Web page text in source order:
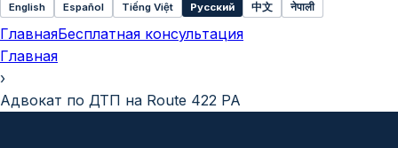
Select
language
English Español Tiếng Việt Русский 中文 नेपाली
ГлавнаяБесплатная консультация
Главная
›
Адвокат по ДТП на Route 422 PA